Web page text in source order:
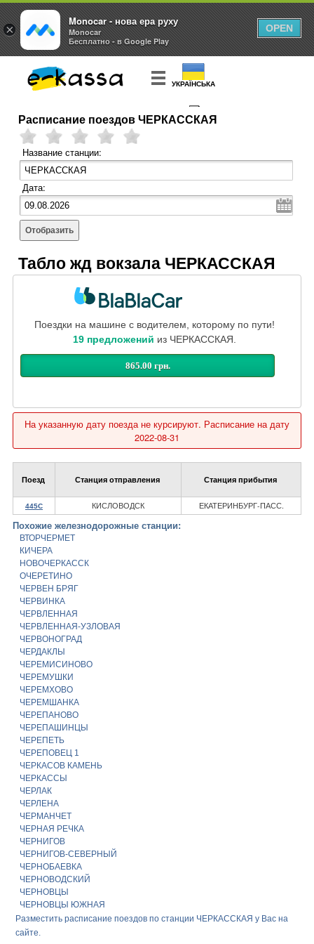
УКРАЇНСЬКА
КУПИТЬБИЛЕТ
Расписание поездов ЧЕРКАССКАЯ
Название станции:
Дата:
Отобразить
Табло жд вокзала ЧЕРКАССКАЯ
Поездки на машине с водителем, которому по пути!
19 предложений из ЧЕРКАССКАЯ.
865.00 грн.
На указанную дату поезда не курсируют. Расписание на дату
2022-08-31
Поезд Станция отправления Станция прибытия
445С КИСЛОВОДСК ЕКАТЕРИНБУРГ-ПАСС.
Похожие железнодорожные станции:
ВТОРЧЕРМЕТ
КИЧЕРА
НОВОЧЕРКАССК
ОЧЕРЕТИНО
ЧЕРВЕН БРЯГ
ЧЕРВИНКА
ЧЕРВЛЕННАЯ
ЧЕРВЛЕННАЯ-УЗЛОВАЯ
ЧЕРВОНОГРАД
ЧЕРДАКЛЫ
ЧЕРЕМИСИНОВО
ЧЕРЕМУШКИ
ЧЕРЕМХОВО
ЧЕРЕМШАНКА
ЧЕРЕПАНОВО
ЧЕРЕПАШИНЦЫ
ЧЕРЕПЕТЬ
ЧЕРЕПОВЕЦ 1
ЧЕРКАСОВ КАМЕНЬ
ЧЕРКАССЫ
ЧЕРЛАК
ЧЕРЛЕНА
ЧЕРМАНЧЕТ
ЧЕРНАЯ РЕЧКА
ЧЕРНИГОВ
ЧЕРНИГОВ-СЕВЕРНЫЙ
ЧЕРНОБАЕВКА
ЧЕРНОВОДСКИЙ
ЧЕРНОВЦЫ
ЧЕРНОВЦЫ ЮЖНАЯ
Разместить расписание поездов по станции ЧЕРКАССКАЯ у Вас на
сайте.
×
Monocar - нова ера руху
Monocar
Бесплатно - в Google Play
OPEN